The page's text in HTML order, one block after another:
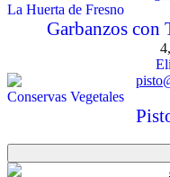
La Huerta de Fresno
Garbanzos con
Conservas Vegetales